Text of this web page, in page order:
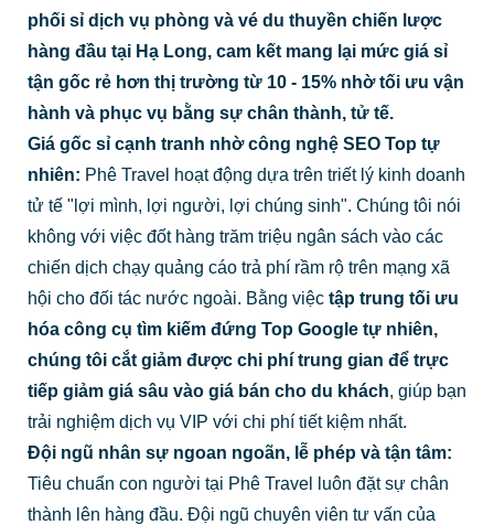
phối sỉ dịch vụ phòng và vé du thuyền chiến lược
hàng đầu tại Hạ Long, cam kết mang lại mức giá sỉ
tận gốc rẻ hơn thị trường từ 10 - 15% nhờ tối ưu vận
hành và phục vụ bằng sự chân thành, tử tế.
Giá gốc sỉ cạnh tranh nhờ công nghệ SEO Top tự
nhiên: Phê Travel hoạt động dựa trên triết lý kinh doanh
tử tế "lợi mình, lợi người, lợi chúng sinh". Chúng tôi nói
không với việc đốt hàng trăm triệu ngân sách vào các
chiến dịch chạy quảng cáo trả phí rầm rộ trên mạng xã
hội cho đối tác nước ngoài. Bằng việc tập trung tối ưu
hóa công cụ tìm kiếm đứng Top Google tự nhiên,
chúng tôi cắt giảm được chi phí trung gian để trực
tiếp giảm giá sâu vào giá bán cho du khách, giúp bạn
trải nghiệm dịch vụ VIP với chi phí tiết kiệm nhất.
Đội ngũ nhân sự ngoan ngoãn, lễ phép và tận tâm:
Tiêu chuẩn con người tại Phê Travel luôn đặt sự chân
thành lên hàng đầu. Đội ngũ chuyên viên tư vấn của